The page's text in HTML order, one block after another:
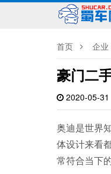
首页 企业
豪门二
2020-05-
奥迪是世界
体设计来看
常符合当下